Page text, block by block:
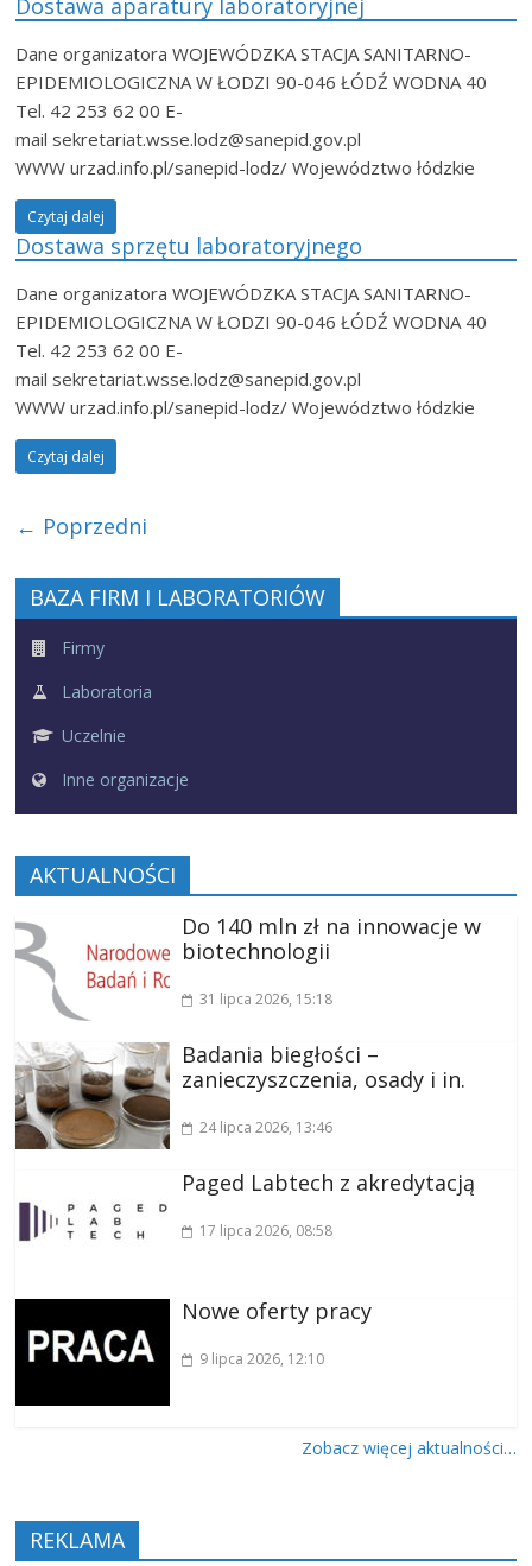
Dane organizatora WOJEWÓDZKA STACJA SANITARNO-
EPIDEMIOLOGICZNA W ŁODZI 90-046 ŁÓDŹ WODNA 40
Tel. 42 253 62 00 E-
mail sekretariat.wsse.lodz@sanepid.gov.pl
WWW urzad.info.pl/sanepid-lodz/ Województwo łódzkie
Czytaj dalej
Dostawa sprzętu laboratoryjnego
Dane organizatora WOJEWÓDZKA STACJA SANITARNO-
EPIDEMIOLOGICZNA W ŁODZI 90-046 ŁÓDŹ WODNA 40
Tel. 42 253 62 00 E-
mail sekretariat.wsse.lodz@sanepid.gov.pl
WWW urzad.info.pl/sanepid-lodz/ Województwo łódzkie
Czytaj dalej
← Poprzedni
BAZA FIRM I LABORATORIÓW
Firmy
Laboratoria
Uczelnie
Inne organizacje
AKTUALNOŚCI
Do 140 mln zł na innowacje w
biotechnologii
31 lipca 2026, 15:18
Badania biegłości –
zanieczyszczenia, osady i in.
24 lipca 2026, 13:46
Paged Labtech z akredytacją
17 lipca 2026, 08:58
Nowe oferty pracy
9 lipca 2026, 12:10
Zobacz więcej aktualności…
REKLAMA